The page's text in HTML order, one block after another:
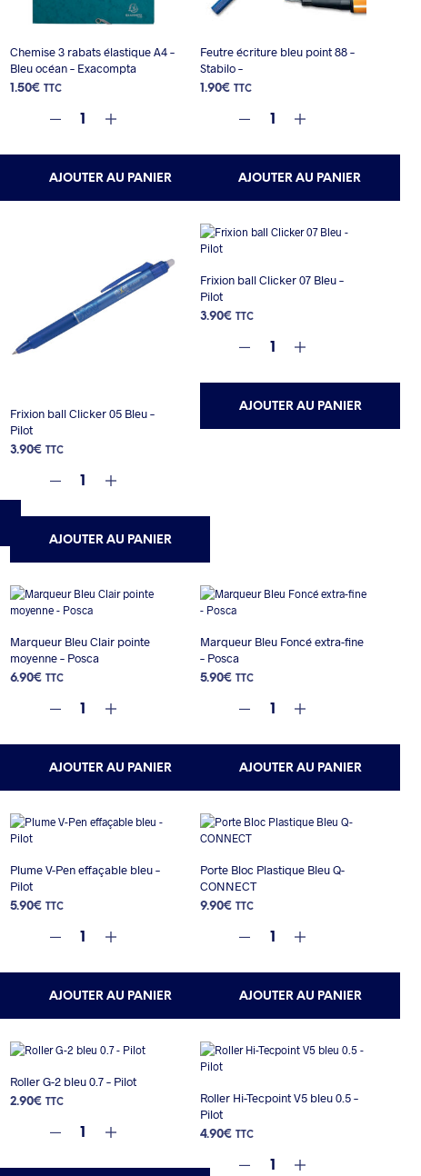
Chemise 3 rabats élastique A4 –
Bleu océan – Exacompta
1.50€ TTC
AJOUTER AU PANIER
Feutre écriture bleu point 88 –
Stabilo –
1.90€ TTC
AJOUTER AU PANIER
Frixion ball Clicker 05 Bleu –
Pilot
3.90€ TTC
AJOUTER AU PANIER
Frixion ball Clicker 07 Bleu –
Pilot
3.90€ TTC
AJOUTER AU PANIER
Marqueur Bleu Clair pointe
moyenne – Posca
6.90€ TTC
AJOUTER AU PANIER
Marqueur Bleu Foncé extra-fine
– Posca
5.90€ TTC
AJOUTER AU PANIER
Plume V-Pen effaçable bleu –
Pilot
5.90€ TTC
AJOUTER AU PANIER
Porte Bloc Plastique Bleu Q-
CONNECT
9.90€ TTC
AJOUTER AU PANIER
Roller G-2 bleu 0.7 – Pilot
2.90€ TTC
Roller Hi-Tecpoint V5 bleu 0.5 –
Pilot
4.90€ TTC